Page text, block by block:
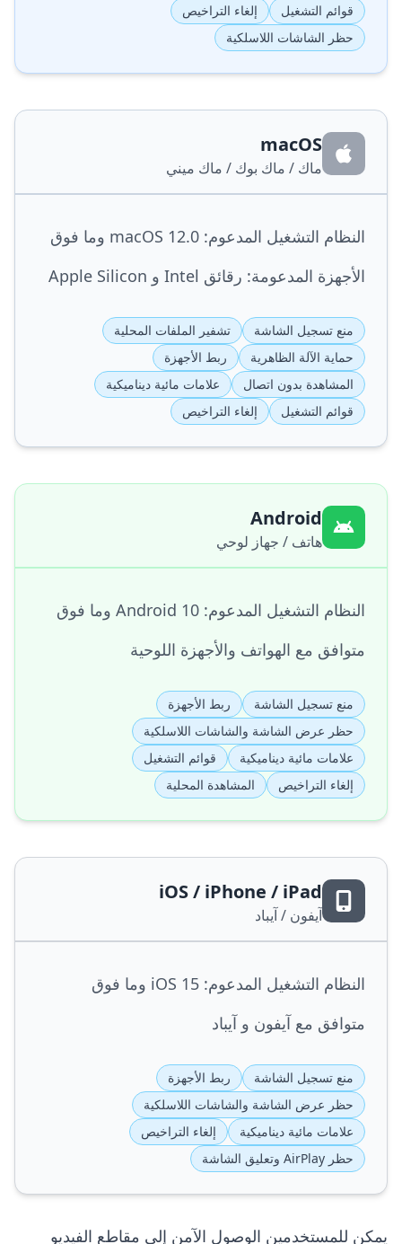
قوائم التشغيل
إلغاء التراخيص
حظر الشاشات اللاسلكية
macOS
ماك / ماك بوك / ماك ميني
النظام التشغيل المدعوم: macOS 12.0 وما فوق
الأجهزة المدعومة: رقائق Intel و Apple Silicon
منع تسجيل الشاشة
تشفير الملفات المحلية
حماية الآلة الظاهرية
ربط الأجهزة
المشاهدة بدون اتصال
علامات مائية ديناميكية
قوائم التشغيل
إلغاء التراخيص
Android
هاتف / جهاز لوحي
النظام التشغيل المدعوم: Android 10 وما فوق
متوافق مع الهواتف والأجهزة اللوحية
منع تسجيل الشاشة
ربط الأجهزة
حظر عرض الشاشة والشاشات اللاسلكية
علامات مائية ديناميكية
قوائم التشغيل
إلغاء التراخيص
المشاهدة المحلية
iOS / iPhone / iPad
آيفون / آيباد
النظام التشغيل المدعوم: iOS 15 وما فوق
متوافق مع آيفون و آيباد
منع تسجيل الشاشة
ربط الأجهزة
حظر عرض الشاشة والشاشات اللاسلكية
علامات مائية ديناميكية
إلغاء التراخيص
حظر AirPlay وتعليق الشاشة
يمكن للمستخدمين الوصول الآمن إلى مقاطع الفيديو